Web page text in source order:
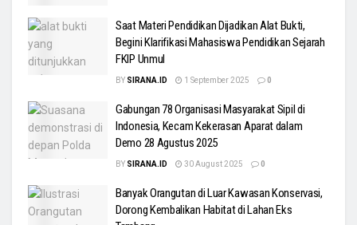
Saat Materi Pendidikan Dijadikan Alat Bukti,
Begini Klarifikasi Mahasiswa Pendidikan Sejarah
FKIP Unmul
BY SIRANA.ID 1 September 2025 0
Gabungan 78 Organisasi Masyarakat Sipil di
Indonesia, Kecam Kekerasan Aparat dalam
Demo 28 Agustus 2025
BY SIRANA.ID 30 August 2025 0
Banyak Orangutan di Luar Kawasan Konservasi,
Dorong Kembalikan Habitat di Lahan Eks